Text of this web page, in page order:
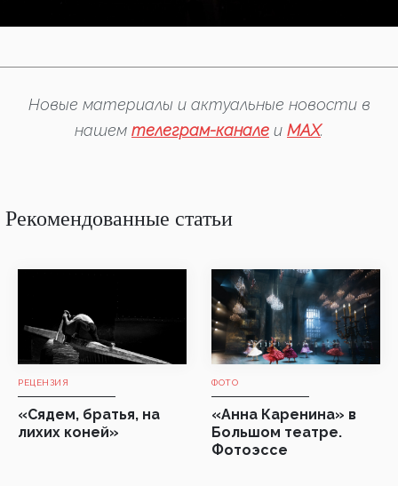
Новые материалы и актуальные новости в
нашем телеграм-канале и MAX.
Рекомендованные статьи
РЕЦЕНЗИЯ
«Сядем, братья, на
лихих коней»
ФОТО
«Анна Каренина» в
Большом театре.
Фотоэссе